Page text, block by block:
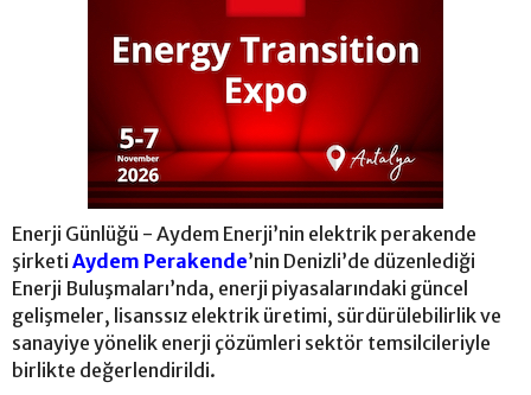
Enerji Günlüğü - Aydem Enerji’nin elektrik perakende
şirketi Aydem Perakende’nin Denizli’de düzenlediği
Enerji Buluşmaları’nda, enerji piyasalarındaki güncel
gelişmeler, lisanssız elektrik üretimi, sürdürülebilirlik ve
sanayiye yönelik enerji çözümleri sektör temsilcileriyle
birlikte değerlendirildi.